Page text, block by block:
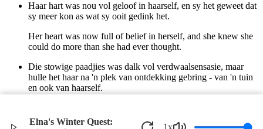
Elna's Winter Quest:
1x
Haar hart was nou vol geloof in haarself, en sy het geweet dat
sy meer kon as wat sy ooit gedink het.
Her heart was now full of belief in herself, and she knew she
could do more than she had ever thought.
Die stowige paadjies was dalk vol verdwaalsensasie, maar
hulle het haar na 'n plek van ontdekking gebring - van 'n tuin
en ook van haarself.
but they led her to a place of discovery—of a garden and also